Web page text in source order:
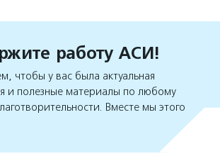
работу АСИ!
чтобы у вас была актуальная
и полезные материалы по любому
Вместе мы этого